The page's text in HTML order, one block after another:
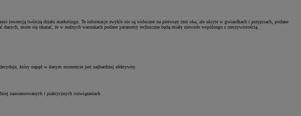
inwencją twórczą działu marketingu. Te informacje zwykle nie są widoczne na pierwszy rzut oka, ale ukryte w gwiazdkach i przypisach, podane
może się okazać, że w realnych warunkach podane parametry techniczne będą miały niewiele wspólnego z rzeczywistością.
który napęd w danym momencie jest najbardziej efektywny.
zaawansowanych i praktycznych rozwiązaniach